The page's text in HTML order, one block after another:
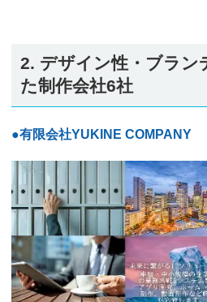
2. デザイン性・ブラン
た制作会社6社
●有限会社YUKINE COMPANY